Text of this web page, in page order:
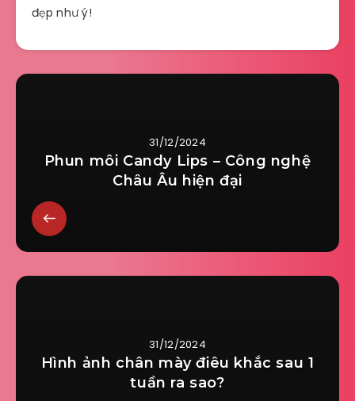
đẹp như ý!
31/12/2024
Phun môi Candy Lips – Công nghệ
Châu Âu hiện đại
31/12/2024
Hình ảnh chân mày điêu khắc sau 1
tuần ra sao?